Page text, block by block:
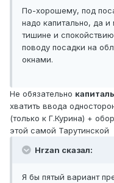
По-хорошему, под
надо капитально, да
тишине и
поводу посадки на
окнами.
Не обязательно
хватить ввода
(только к Г.Курина) +
этой самой Тарутинской
Hrzan сказал:
Я бы пятый вариант